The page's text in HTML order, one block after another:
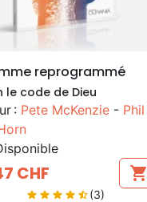
search APERÇU RAPIDE
reprogrammé
le code de Dieu
: Pete McKenzie - Phil
CHF shopping_cart
star star star star star_half(3)